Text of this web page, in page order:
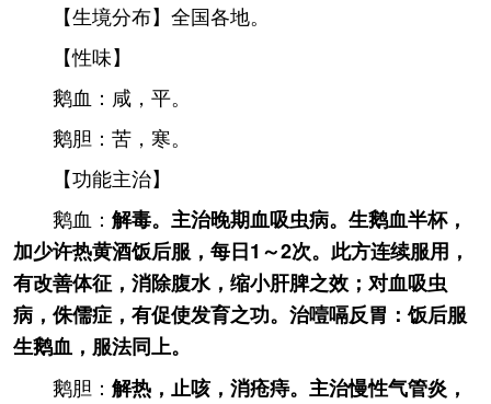
【生境分布】全国各地。
【性味】
鹅血：咸，平。
鹅胆：苦，寒。
【功能主治】
鹅血： 解毒。主治晚期血吸虫病。生鹅血半杯，
加少许热黄酒饭后服，每日1～2次。此方连续服用，
有改善体征，消除腹水，缩小肝脾之效；对血吸虫
病，侏儒症，有促使发育之功。治噎嗝反胃：饭后服
生鹅血，服法同上。
鹅胆： 解热，止咳，消疮痔。主治慢性气管炎，